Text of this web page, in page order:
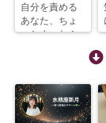
自分を責める
あなた、ちょ
っとまった！